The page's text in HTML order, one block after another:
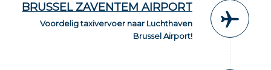
BRUSSEL ZAVENTEM AIRPORT
Voordelig taxivervoer naar Luchthaven
Brussel Airport!